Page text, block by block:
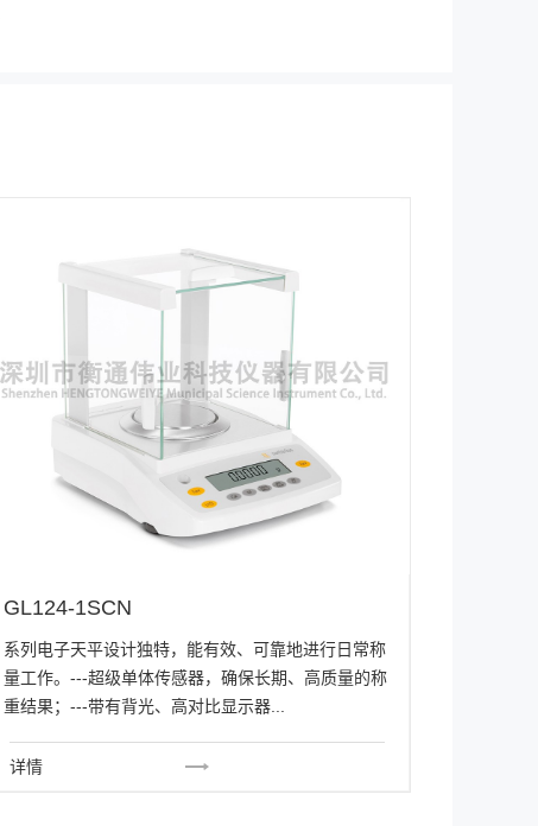
GL124-1SCN
系列电子天平设计独特，能有效、可靠地进行日常称
量工作。---超级单体传感器，确保长期、高质量的称
重结果；---带有背光、高对比显示器...
详情